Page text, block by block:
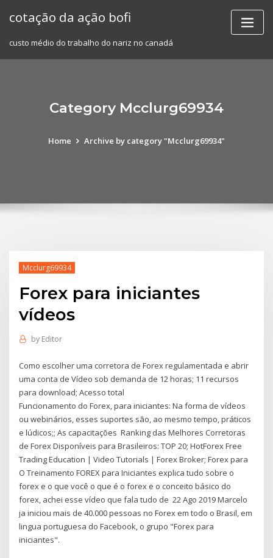
cotação da ação bofi
custo médio do trabalho do nariz no canadá
Category Mcclurg69934
Home Archive by category "Mcclurg69934"
Mcclurg69934
Forex para iniciantes
vídeos
by Editor
Como escolher uma corretora de Forex regulamentada e abrir
uma conta de Vídeo sob demanda de 12 horas; 11 recursos
para download; Acesso total
Funcionamento do Forex, para iniciantes: Na forma de vídeos
ou webinários, esses suportes são, ao mesmo tempo, práticos
e lúdicos;; As capacitações Ranking das Melhores Corretoras
de Forex Disponíveis para Brasileiros: TOP 20; HotForex Free
Trading Education | Video Tutorials | Forex Broker; Forex para
O Treinamento FOREX para Iniciantes explica tudo sobre o
forex e o que você o que é o forex e o conceito básico do
forex, achei esse vídeo que fala tudo de 22 Ago 2019 Marcelo
ja iniciou mais de 40.000 pessoas no Forex em todo o Brasil, em
lingua portuguesa do Facebook, o grupo "Forex para
iniciantes".